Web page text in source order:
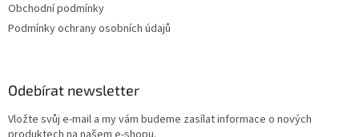
Obchodní podmínky
Podmínky ochrany osobních údajů
Odebírat newsletter
Vložte svůj e-mail a my vám budeme zasílat informace o nových